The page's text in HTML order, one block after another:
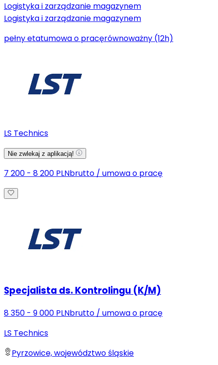
Logistyka i zarządzanie magazynem
Logistyka i zarządzanie magazynem
pełny etatumowa o pracęrównoważny (12h)
LS Technics
Nie zwlekaj z aplikacją!
7 200 - 8 200 PLNbrutto / umowa o pracę
Specjalista ds. Kontrolingu (K/M)
8 350 - 9 000 PLNbrutto / umowa o pracę
LS Technics
Pyrzowice, województwo śląskie